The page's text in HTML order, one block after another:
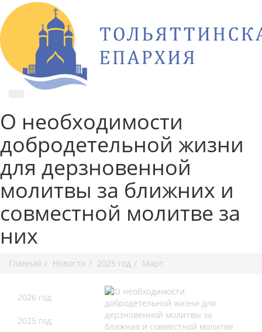
О необходимости
добродетельной жизни
для дерзновенной
молитвы за ближних и
совместной молитве за
них
Главная Новости 2025 год Март
2026 год
2025 год